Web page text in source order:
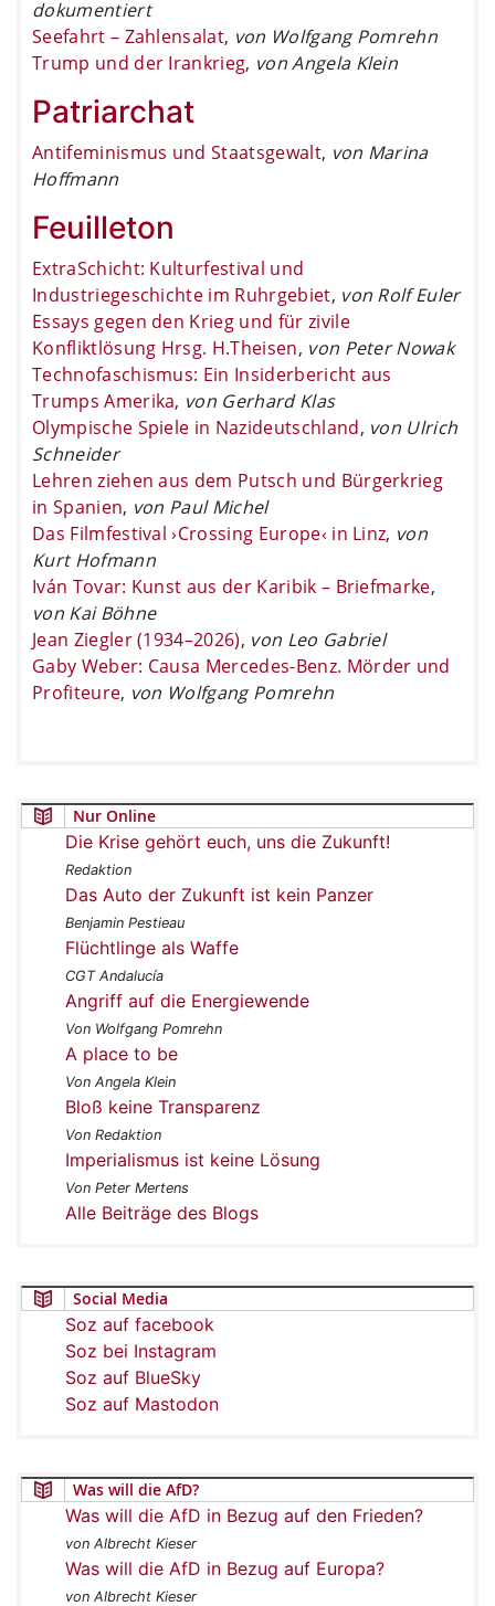
dokumentiert
Seefahrt – Zahlensalat, von Wolfgang Pomrehn
Trump und der Irankrieg, von Angela Klein
Patriarchat
Antifeminismus und Staatsgewalt, von Marina
Hoffmann
Feuilleton
ExtraSchicht: Kulturfestival und
Industriegeschichte im Ruhrgebiet, von Rolf Euler
Essays gegen den Krieg und für zivile
Konfliktlösung Hrsg. H.Theisen, von Peter Nowak
Technofaschismus: Ein Insiderbericht aus
Trumps Amerika, von Gerhard Klas
Olympische Spiele in Nazideutschland, von Ulrich
Schneider
Lehren ziehen aus dem Putsch und Bürgerkrieg
in Spanien, von Paul Michel
Das Filmfestival ›Crossing Europe‹ in Linz, von
Kurt Hofmann
Iván Tovar: Kunst aus der Karibik – Briefmarke,
von Kai Böhne
Jean Ziegler (1934–2026), von Leo Gabriel
Gaby Weber: Causa Mercedes-Benz. Mörder und
Profiteure, von Wolfgang Pomrehn
Nur Online
Die Krise gehört euch, uns die Zukunft!
Redaktion
Das Auto der Zukunft ist kein Panzer
Benjamin Pestieau
Flüchtlinge als Waffe
CGT Andalucía
Angriff auf die Energiewende
Von Wolfgang Pomrehn
A place to be
Von Angela Klein
Bloß keine Transparenz
Von Redaktion
Imperialismus ist keine Lösung
Von Peter Mertens
Alle Beiträge des Blogs
Social Media
Soz auf facebook
Soz bei Instagram
Soz auf BlueSky
Soz auf Mastodon
Was will die AfD?
Was will die AfD in Bezug auf den Frieden?
von Albrecht Kieser
Was will die AfD in Bezug auf Europa?
von Albrecht Kieser